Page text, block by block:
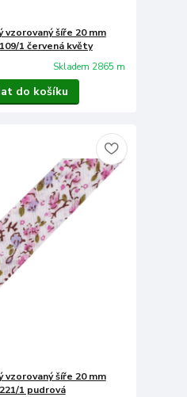
vzorovaný šíře 20 mm
1 červená květy
Skladem 2865 m
do košíku
vzorovaný šíře 20 mm
1 pudrová